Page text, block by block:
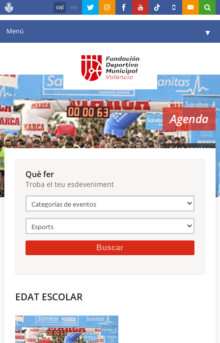
val es
Menú ▼
Agenda
Instal·lacions ▼
Comunicació ▼
València en esport ▼
Reserves
Agenda
Edat escolar
Què fer
Troba el teu esdeveniment
EDAT ESCOLAR